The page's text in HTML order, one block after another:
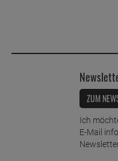
ZUM
Ich
E-Mail